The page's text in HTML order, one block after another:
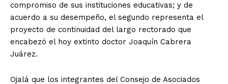
compromiso de sus instituciones educativas; y de
acuerdo a su desempeño, el segundo representa el
proyecto de continuidad del largo rectorado que
encabezó el hoy extinto doctor Joaquín Cabrera
Juárez.
Ojalá que los integrantes del Consejo de Asociados